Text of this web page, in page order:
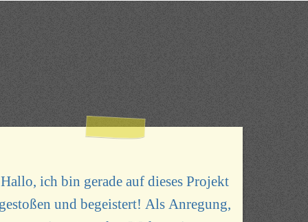
Hallo, ich bin gerade auf dieses Projekt
gestoßen und begeistert! Als Anregung,